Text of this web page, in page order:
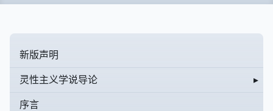
新版声明
灵性主义学说导论 ▸
序言